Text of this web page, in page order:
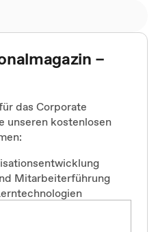
–
das Corporate
unseren kostenlosen
Mitarbeiterführung